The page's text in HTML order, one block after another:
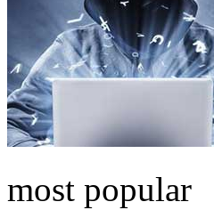
most popular